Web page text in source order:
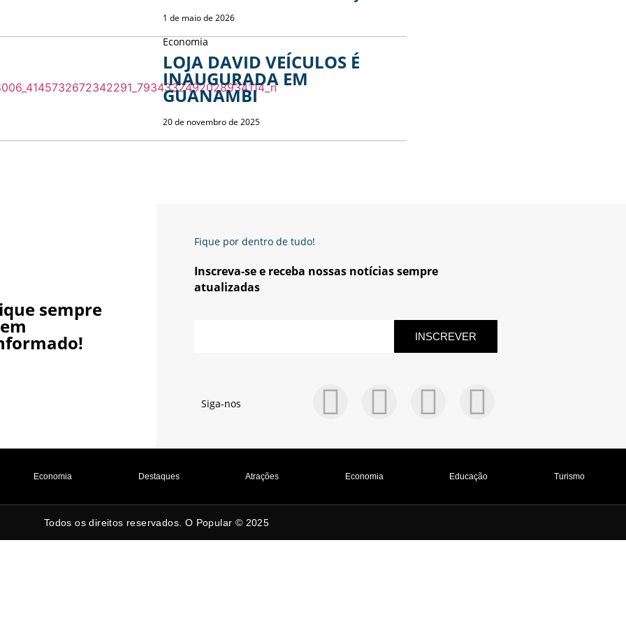
1 de maio de 2026
Economia
LOJA DAVID VEÍCULOS É
INAUGURADA EM
GUANAMBI
20 de novembro de 2025
sempre
Fique por dentro de tudo!
Inscreva-se e receba nossas notícias sempre
atualizadas
INSCREVER
Siga-nos
Economia Destaques Atrações Economia Educação Turismo
Todos os direitos reservados. O Popular © 2025